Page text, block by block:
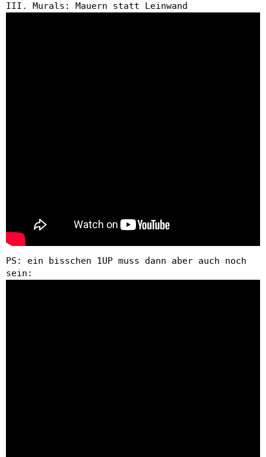
III. Murals: Mauern statt Leinwand
PS: ein bisschen 1UP muss dann aber auch noch
sein: